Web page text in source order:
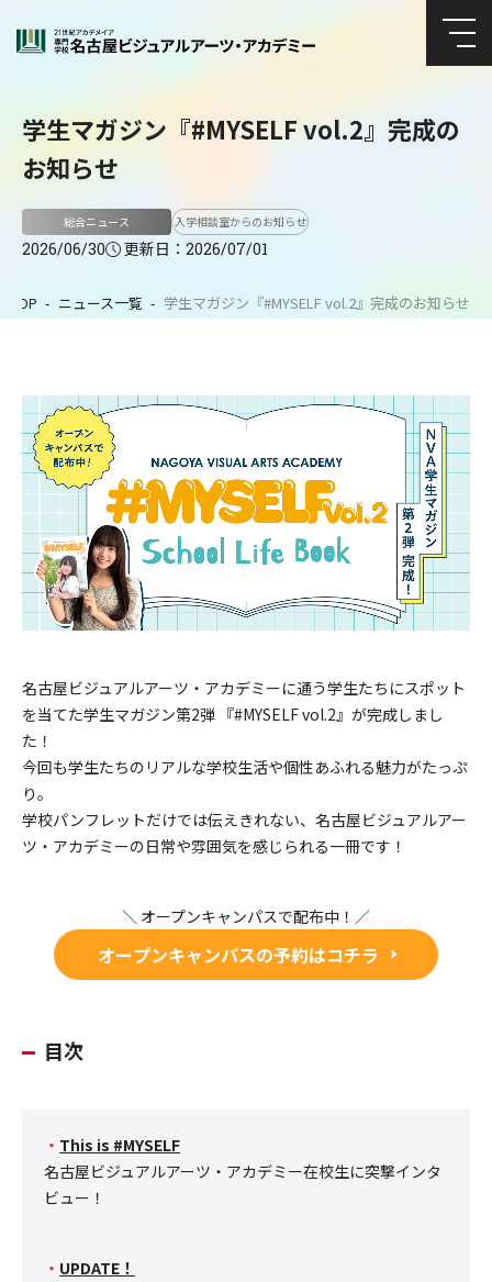
学生マガジン『#MYSELF vol.2』完成の
お知らせ
総合ニュース 入学相談室からのお知らせ
2026/06/30 更新日： 2026/07/01
TOP ニュース一覧 学生マガジン『#MYSELF vol.2』完成のお知らせ
名古屋ビジュアルアーツ・アカデミーに通う学生たちにスポット
を当てた学生マガジン第2弾 『#MYSELF vol.2』が完成しまし
た！
今回も学生たちのリアルな学校生活や個性あふれる魅力がたっぷ
り。
学校パンフレットだけでは伝えきれない、名古屋ビジュアルアー
ツ・アカデミーの日常や雰囲気を感じられる一冊です！
＼ オープンキャンパスで配布中！／
オープンキャンパスの予約はコチラ
目次
・ This is #MYSELF
名古屋ビジュアルアーツ・アカデミー在校生に突撃インタ
ビュー！
・ UPDATE！